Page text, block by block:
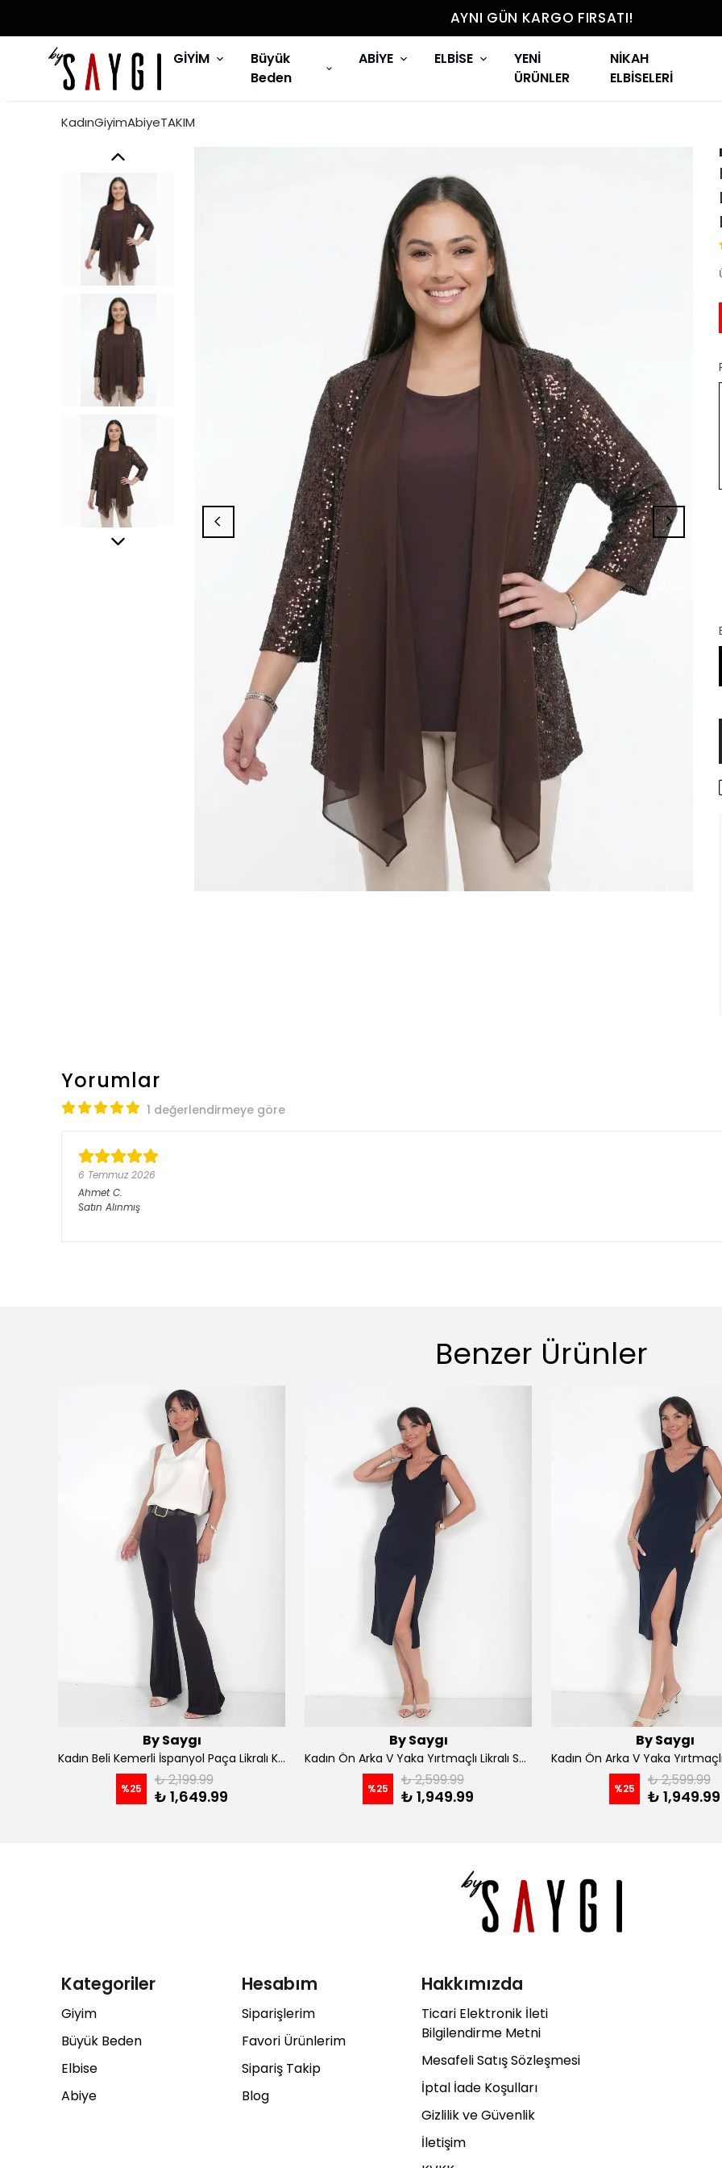
AYNI GÜN KARGO FIRSATI!
GİYİM
Büyük
Beden
ABİYE ELBİSE
YENİ
ÜRÜNLER
NİKAH
ELBİSELERİ
KadınGiyimAbiyeTAKIM
Yorumlar
1 değerlendirmeye göre
6 Temmuz 2026
Ahmet C.
Satın Alınmış
Benzer Ürünler
By Saygı
Kadın Beli Kemerli İspanyol Paça Likralı Krep Pantolon - Kahve
%25 ₺ 2,199.99
₺ 1,649.99
By Saygı
Kadın Ön Arka V Yaka Yırtmaçlı Likralı Scuba Midi Elbise - Siyah
%25 ₺ 2,599.99
₺ 1,949.99
By Saygı
%25 ₺ 2,599.99
₺ 1,949.99
Kategoriler
Giyim
Büyük Beden
Elbise
Abiye
Hesabım
Siparişlerim
Favori Ürünlerim
Sipariş Takip
Blog
Hakkımızda
Ticari Elektronik İleti
Bilgilendirme Metni
Mesafeli Satış Sözleşmesi
İptal İade Koşulları
Gizlilik ve Güvenlik
İletişim